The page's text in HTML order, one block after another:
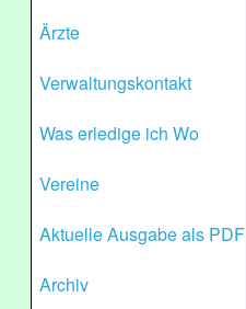
Ärzte
Verwaltungskontakt
Was erledige ich Wo
Vereine
Aktuelle Ausgabe als PDF
Archiv